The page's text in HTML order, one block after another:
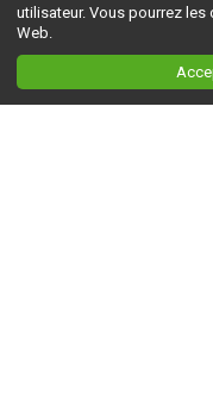
utilisateur. Vous pourrez
Web.